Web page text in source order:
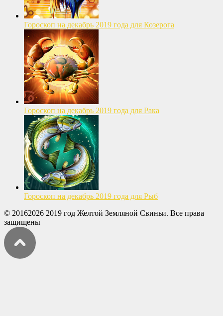
Гороскоп на декабрь 2019 года для Козерога
Гороскоп на декабрь 2019 года для Рака
Гороскоп на декабрь 2019 года для Рыб
© 20162026 2019 год Желтой Земляной Свиньи. Все права
защищены